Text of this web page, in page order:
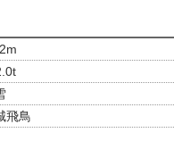
飛鳥